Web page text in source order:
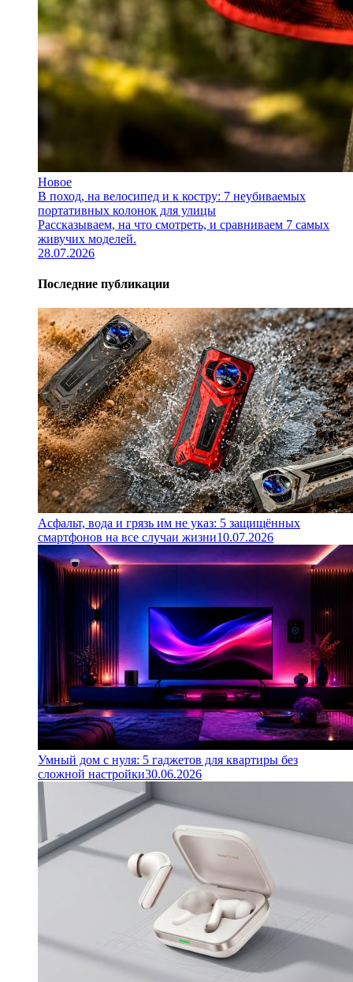
Новое
В поход, на велосипед и к костру: 7 неубиваемых
портативных колонок для улицы
Рассказываем, на что смотреть, и сравниваем 7 самых
живучих моделей.
28.07.2026
Последние публикации
Асфальт, вода и грязь им не указ: 5 защищённых
смартфонов на все случаи жизни10.07.2026
Умный дом с нуля: 5 гаджетов для квартиры без
сложной настройки30.06.2026